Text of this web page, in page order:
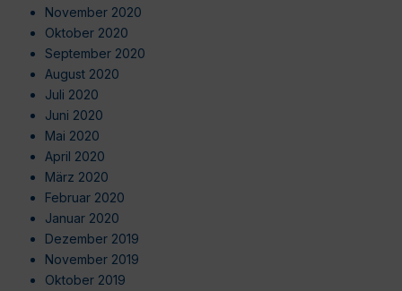
November 2020
Oktober 2020
September 2020
August 2020
Juli 2020
Juni 2020
Mai 2020
April 2020
März 2020
Februar 2020
Januar 2020
Dezember 2019
November 2019
Oktober 2019